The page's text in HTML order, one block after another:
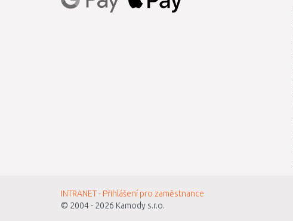
INTRANET - Přihlášení pro zaměstnance
© 2004 - 2026 Kamody s.r.o.